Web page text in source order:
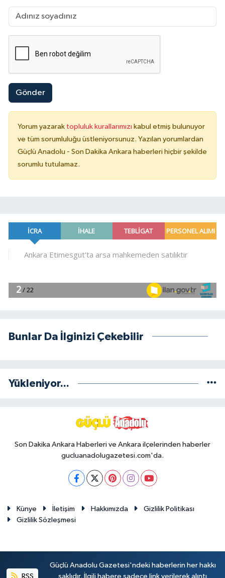
Gönder
Yorum yazarak topluluk kurallarımızı kabul etmiş bulunuyor
ve tüm sorumluluğu üstleniyorsunuz. Yazılan yorumlardan
Güçlü Anadolu - Son Dakika Ankara haberleri hiçbir şekilde
sorumlu tutulamaz.
Bunlar Da İlginizi Çekebilir
Yükleniyor...
Son Dakika Ankara Haberleri ve Ankara ilçelerinden haberler
gucluanadolugazetesi.com'da.
Künye İletişim Hakkımızda
Gizlilik Politikası
Gizlilik Sözleşmesi
RSS
Güçlü Anadolu Gazetesi'ndeki haberlerin her hakkı
saklıdır. İlgili habere sadece link verilerek alıntı